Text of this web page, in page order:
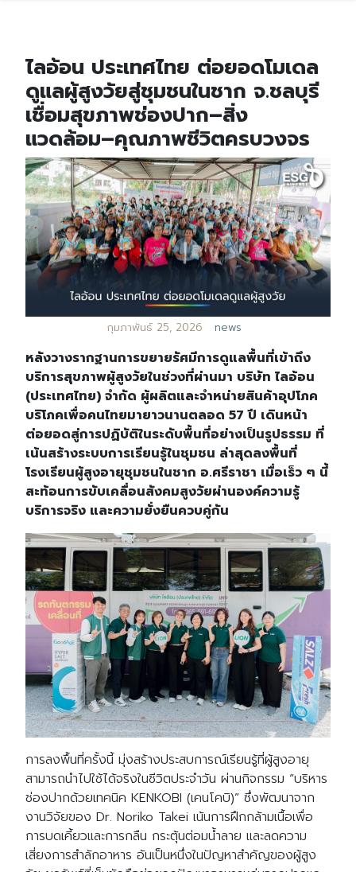
ไลอ้อน ประเทศไทย ต่อยอดโมเดล
ดูแลผู้สูงวัยสู่ชุมชนในชาก จ.ชลบุรี
เชื่อมสุขภาพช่องปาก–สิ่ง
แวดล้อม–คุณภาพชีวิตครบวงจร
กุมภาพันธ์ 25, 2026 news
หลังวางรากฐานการขยายรัศมีการดูแลพื้นที่เข้าถึง
บริการสุขภาพผู้สูงวัยในช่วงที่ผ่านมา บริษัท ไลอ้อน
(ประเทศไทย) จำกัด ผู้ผลิตและจำหน่ายสินค้าอุปโภค
บริโภคเพื่อคนไทยมายาวนานตลอด 57 ปี เดินหน้า
ต่อยอดสู่การปฏิบัติในระดับพื้นที่อย่างเป็นรูปธรรม ที่
เน้นสร้างระบบการเรียนรู้ในชุมชน ล่าสุดลงพื้นที่
โรงเรียนผู้สูงอายุชุมชนในชาก อ.ศรีราชา เมื่อเร็ว ๆ นี้
สะท้อนการขับเคลื่อนสังคมสูงวัยผ่านองค์ความรู้
บริการจริง และความยั่งยืนควบคู่กัน
การลงพื้นที่ครั้งนี้ มุ่งสร้างประสบการณ์เรียนรู้ที่ผู้สูงอายุ
สามารถนำไปใช้ได้จริงในชีวิตประจำวัน ผ่านกิจกรรม “บริหาร
ช่องปากด้วยเทคนิค KENKOBI (เคนโคบิ)” ซึ่งพัฒนาจาก
งานวิจัยของ Dr. Noriko Takei เน้นการฝึกกล้ามเนื้อเพื่อ
การบดเคี้ยวและการกลืน กระตุ้นต่อมน้ำลาย และลดความ
เสี่ยงการสำลักอาหาร อันเป็นหนึ่งในปัญหาสำคัญของผู้สูง